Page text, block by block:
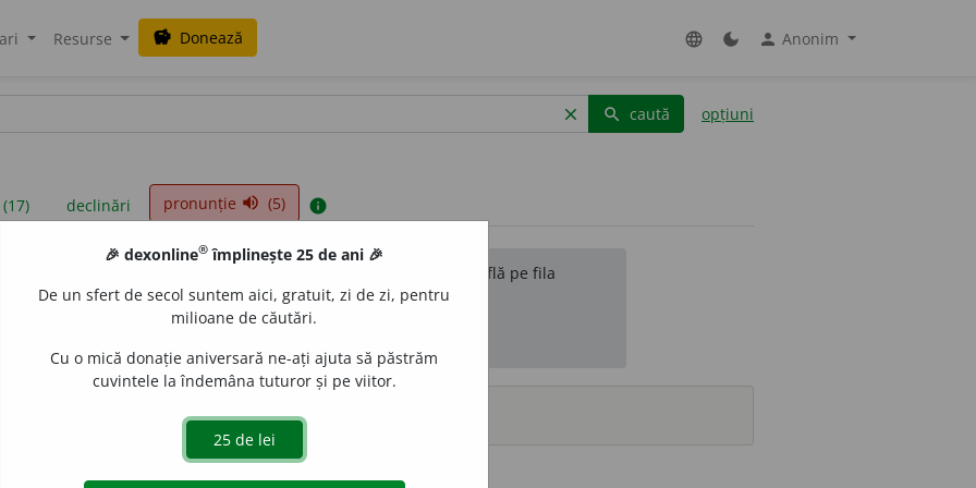
Resurse savings Donează language dark_mode person Anonim
clear search caută opțiuni
declinări pronunție volume_up (5) info
sunt compilate de echipa dexonline. Definițiile originale se află pe fila
reordona filele pe pagina depreferințe.
surse
🎉 dexonline® împlinește 25 de ani 🎉
De un sfert de secol suntem aici, gratuit, zi de zi, pentru
milioane de căutări.
Cu o mică donație aniversară ne-ați ajuta să păstrăm
cuvintele la îndemâna tuturor și pe viitor.